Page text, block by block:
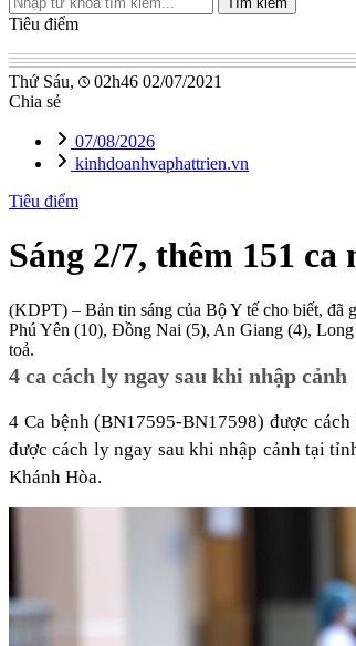
Tiêu điểm
Thứ Sáu,
02h46 02/07/2021
Chia sẻ
07/08/2026
kinhdoanhvaphattrien.vn
Tiêu điểm
Sáng 2/7, thêm 151
(KDPT) – Bản tin sáng của Bộ Y tế cho biết,
Phú Yên (10), Đồng Nai (5), An Giang (4),
toả.
4 ca cách ly ngay sau khi nhập cảnh
4 Ca bệnh (BN17595-BN17598) được
được cách ly ngay sau khi nhập cảnh tại
Khánh Hòa.